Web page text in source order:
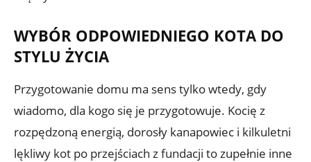
WYBÓR ODPOWIEDNIEGO KOTA DO
STYLU ŻYCIA
Przygotowanie domu ma sens tylko wtedy, gdy
wiadomo, dla kogo się je przygotowuje. Kocię z
rozpędzoną energią, dorosły kanapowiec i kilkuletni
lękliwy kot po przejściach z fundacji to zupełnie inne